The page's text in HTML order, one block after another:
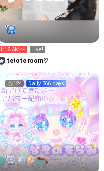
1:18 AM〜 Live!
tetote room♡
124 Daily 366 days